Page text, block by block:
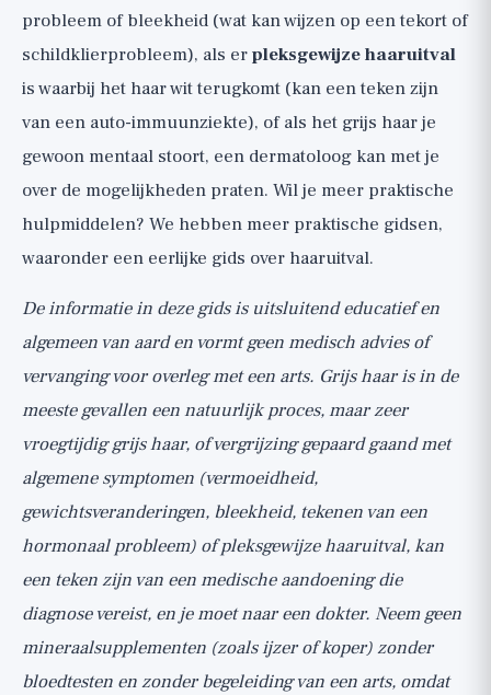
probleem of bleekheid (wat kan wijzen op een tekort of
schildklierprobleem), als erpleksgewijze haaruitval
is waarbij het haar wit terugkomt (kan een teken zijn
van een auto-immuunziekte), of als het grijs haar je
gewoon mentaal stoort, een dermatoloog kan met je
over de mogelijkheden praten. Wil je meer praktische
hulpmiddelen? We hebben meer praktische gidsen,
waaronder een eerlijke gids over haaruitval.
De informatie in deze gids is uitsluitend educatief en
algemeen van aard en vormt geen medisch advies of
vervanging voor overleg met een arts. Grijs haar is in de
meeste gevallen een natuurlijk proces, maar zeer
vroegtijdig grijs haar, of vergrijzing gepaard gaand met
algemene symptomen (vermoeidheid,
gewichtsveranderingen, bleekheid, tekenen van een
hormonaal probleem) of pleksgewijze haaruitval, kan
een teken zijn van een medische aandoening die
diagnose vereist, en je moet naar een dokter. Neem geen
mineraalsupplementen (zoals ijzer of koper) zonder
bloedtesten en zonder begeleiding van een arts, omdat